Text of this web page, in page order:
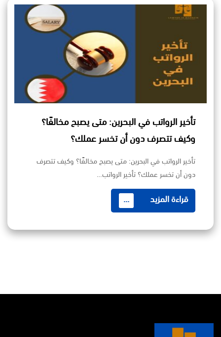
تأخير الرواتب في البحرين: متى يصبح مخالفًا؟
وكيف تتصرف دون أن تخسر عملك؟
تأخير الرواتب في البحرين: متى يصبح مخالفًا؟ وكيف تتصرف
دون أن تخسر عملك؟ تأخير الرواتب…
قراءة المزيد ...